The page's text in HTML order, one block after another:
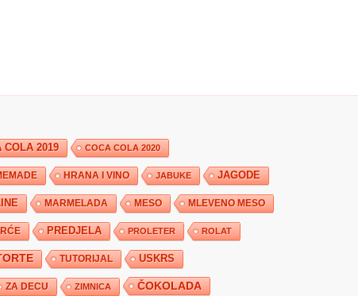
COLA 2019 COCA COLA 2020
HRANA I VINO JABUKE JAGODE
MARMELADA MESO MLEVENO MESO
PREDJELA PROLETER ROLAT
TUTORIJAL USKRS
ZA DECU ZIMNICA ČOKOLADA